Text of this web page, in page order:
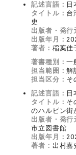
記述言語： 日
タイトル： 台
史
出版者・発行
出版年月：
著者： 稲葉佳
著書種別：一
担当範囲：解
担当区分： そ
記述言語： 日
タイトル： そ
のハルピン街
出版者・発行
市立図書館
出版年月：
著者： 出村嘉